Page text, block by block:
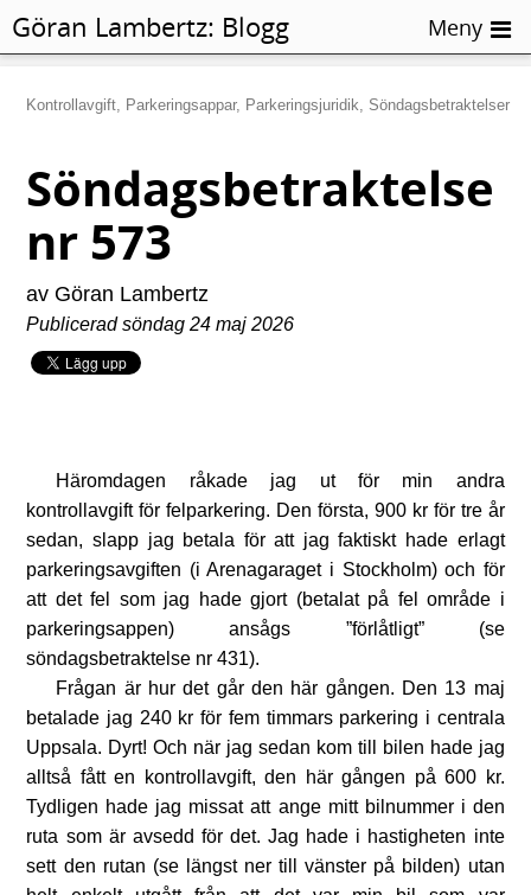
Kontrollavgift, Parkeringsappar, Parkeringsjuridik, Söndagsbetraktelser
Söndagsbetraktelse
nr 573
av Göran Lambertz
Publicerad söndag 24 maj 2026
Häromdagen råkade jag ut för min andra
kontrollavgift för felparkering. Den första, 900 kr för tre år
sedan, slapp jag betala för att jag faktiskt hade erlagt
parkeringsavgiften (i Arenagaraget i Stockholm) och för
att det fel som jag hade gjort (betalat på fel område i
parkeringsappen) ansågs ”förlåtligt” (se
söndagsbetraktelse nr 431).
Frågan är hur det går den här gången. Den 13 maj
betalade jag 240 kr för fem timmars parkering i centrala
Uppsala. Dyrt! Och när jag sedan kom till bilen hade jag
alltså fått en kontrollavgift, den här gången på 600 kr.
Tydligen hade jag missat att ange mitt bilnummer i den
ruta som är avsedd för det. Jag hade i hastigheten inte
sett den rutan (se längst ner till vänster på bilden) utan
Göran Lambertz: Blogg Meny